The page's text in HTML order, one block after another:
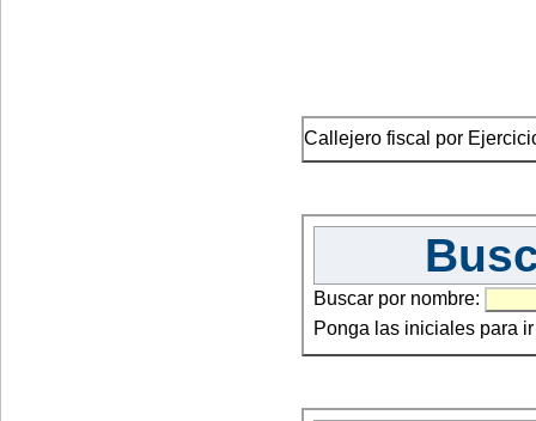
Callejero fiscal por
Buscar por nombre:
Ponga las iniciales para